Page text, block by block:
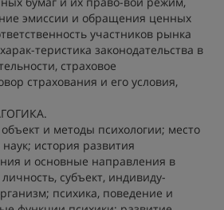
эмиссии и обращения ценных
участников рынка
теристика законодательства в
страховое
страхования и его условия,
и методы психологии; место
история развития
и основные направления в
субъект, индивиду-
психика, поведение и